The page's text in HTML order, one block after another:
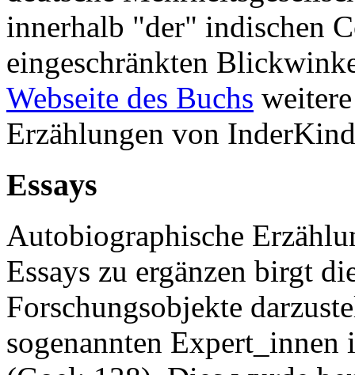
innerhalb "der" indischen
eingeschränkten
Webseite des Buchs
Erzählungen von
Essays
Autobiographische
Essays zu ergänzen birgt
Forschungsobjekte
sogenannten